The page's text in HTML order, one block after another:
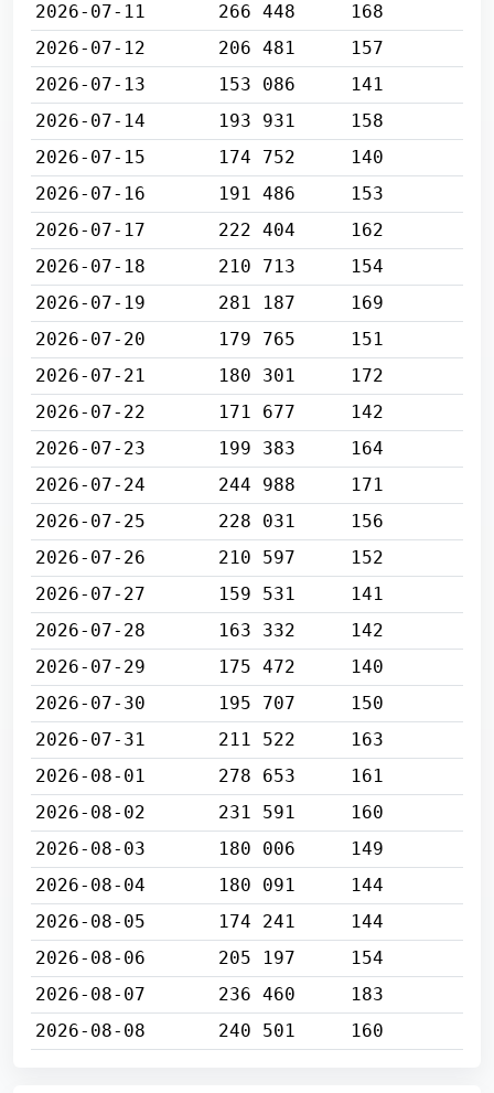
2026-07-11 266 448
168
2026-07-12
206 481
157
2026-07-13
153 086
141
2026-07-14
193 931
158
2026-07-15
174 752
140
2026-07-16
191 486
153
2026-07-17
222 404
162
2026-07-18
210 713
154
2026-07-19
281 187
169
2026-07-20
179 765
151
2026-07-21
180 301
172
2026-07-22
171 677
142
2026-07-23
199 383
164
2026-07-24
244 988
171
2026-07-25
228 031
156
2026-07-26
210 597
152
2026-07-27
159 531
141
2026-07-28
163 332
142
2026-07-29
175 472
140
2026-07-30
195 707
150
2026-07-31
211 522
163
2026-08-01
278 653
161
2026-08-02
231 591
160
2026-08-03
180 006
149
2026-08-04
180 091
144
2026-08-05
174 241
144
2026-08-06
205 197
154
2026-08-07
236 460
183
2026-08-08
240 501 160